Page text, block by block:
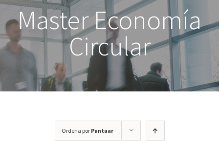
Master Economía
Circular
Ordena por Puntuar